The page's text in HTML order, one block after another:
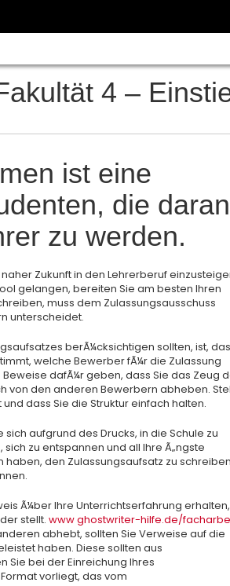
4 –
ist eine
die daran
zu werden.
Zukunft in den Lehrerberuf
gelangen, bereiten Sie am besten Ihren
muss dem Zulassungsausschuss
unterscheidet.
berÃ¼cksichtigen sollten, ist,
welche Bewerber fÃ¼r die Zulassung
dafÃ¼r geben, dass Sie das Zeug
von den anderen Bewerbern abheben.
dass Sie die Struktur einfach halten.
aufgrund des Drucks, in die Schule zu
zu entspannen und all Ihre Ã„ngste
den Zulassungsaufsatz zu
Ã¼ber Ihre Unterrichtserfahrung
stellt. www ghostwriter-hilfe.de/
abhebt, sollten Sie Verweise auf die
haben. Diese sollten aus
Sie bei der Einreichung Ihres
vorliegt, das vom